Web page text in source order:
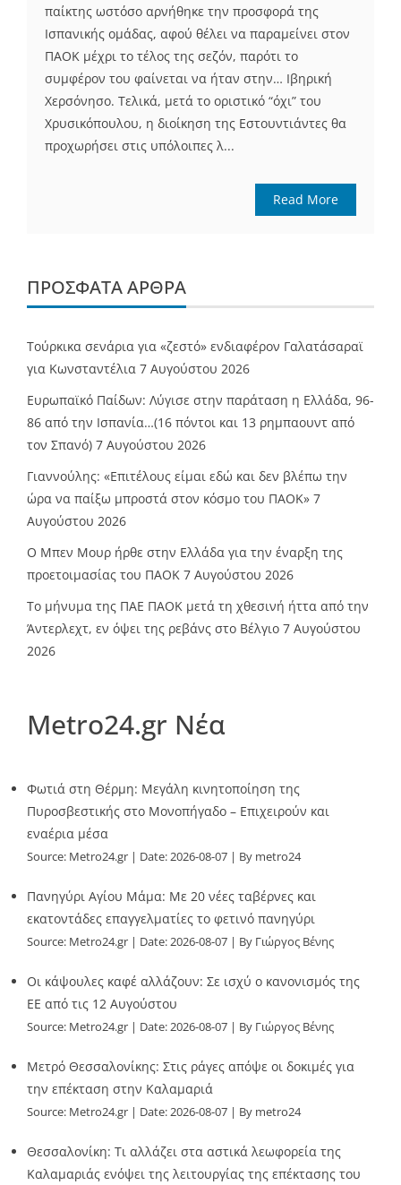
παίκτης ωστόσο αρνήθηκε την προσφορά της
Ισπανικής ομάδας, αφού θέλει να παραμείνει στον
ΠΑΟΚ μέχρι το τέλος της σεζόν, παρότι το
συμφέρον του φαίνεται να ήταν στην… Ιβηρική
Χερσόνησο. Τελικά, μετά το οριστικό “όχι” του
Χρυσικόπουλου, η διοίκηση της Εστουντιάντες θα
προχωρήσει στις υπόλοιπες λ...
Read More
ΠΡΌΣΦΑΤΑ ΆΡΘΡΑ
Τούρκικα σενάρια για «ζεστό» ενδιαφέρον Γαλατάσαραϊ
για Κωνσταντέλια 7 Αυγούστου 2026
Ευρωπαϊκό Παίδων: Λύγισε στην παράταση η Ελλάδα, 96-
86 από την Ισπανία…(16 πόντοι και 13 ρημπαουντ από
τον Σπανό) 7 Αυγούστου 2026
Γιαννούλης: «Επιτέλους είμαι εδώ και δεν βλέπω την
ώρα να παίξω μπροστά στον κόσμο του ΠΑΟΚ» 7
Αυγούστου 2026
O Mπεν Μουρ ήρθε στην Ελλάδα για την έναρξη της
προετοιμασίας του ΠΑΟΚ 7 Αυγούστου 2026
Το μήνυμα της ΠΑΕ ΠΑΟΚ μετά τη χθεσινή ήττα από την
Άντερλεχτ, εν όψει της ρεβάνς στο Βέλγιο 7 Αυγούστου
2026
Metro24.gr Νέα
Φωτιά στη Θέρμη: Μεγάλη κινητοποίηση της
Πυροσβεστικής στο Μονοπήγαδο – Επιχειρούν και
εναέρια μέσα
Source: Metro24.gr Date: 2026-08-07 By metro24
Πανηγύρι Αγίου Μάμα: Με 20 νέες ταβέρνες και
εκατοντάδες επαγγελματίες το φετινό πανηγύρι
Source: Metro24.gr Date: 2026-08-07 By Γιώργος Βένης
Οι κάψουλες καφέ αλλάζουν: Σε ισχύ ο κανονισμός της
ΕΕ από τις 12 Αυγούστου
Source: Metro24.gr Date: 2026-08-07 By Γιώργος Βένης
Μετρό Θεσσαλονίκης: Στις ράγες απόψε οι δοκιμές για
την επέκταση στην Καλαμαριά
Source: Metro24.gr Date: 2026-08-07 By metro24
Θεσσαλονίκη: Τι αλλάζει στα αστικά λεωφορεία της
Καλαμαριάς ενόψει της λειτουργίας της επέκτασης του